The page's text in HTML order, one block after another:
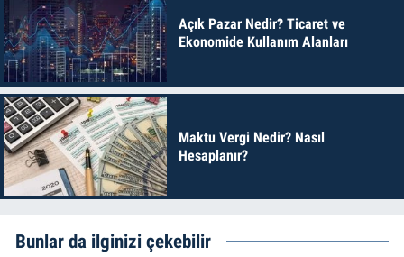
Açık Pazar Nedir? Ticaret ve
Ekonomide Kullanım Alanları
Maktu Vergi Nedir? Nasıl
Hesaplanır?
Bunlar da ilginizi çekebilir